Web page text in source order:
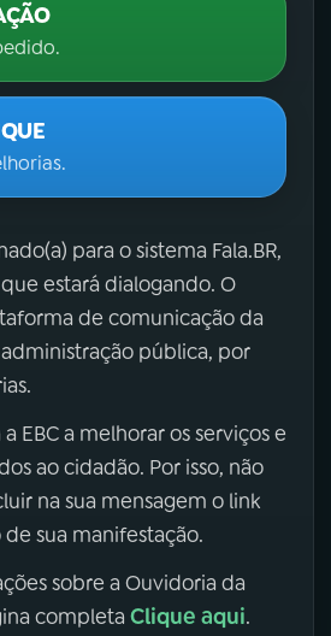
para o sistema Fala.BR,
estará dialogando. O
de comunicação da
pública, por
EBC a melhorar os serviços e
ao cidadão. Por isso, não
na sua mensagem o link
sua manifestação.
sobre a Ouvidoria da
completa Clique aqui.